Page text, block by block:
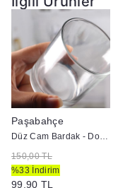
Paşabahçe
Düz Cam Bardak - Doluma Uygun
150,00 TL
%33 İndirim
99,90 TL